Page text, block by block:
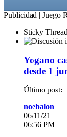
Publicidad | Juego
Sticky
Yogano
desde 1
Último post:
noebalon
06/11/21
06:56 PM